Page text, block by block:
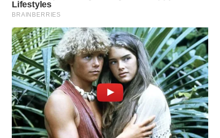
LIKUPANG
WN
LABUANBAJO
WN
BORNEO
Wahana
Media
Group